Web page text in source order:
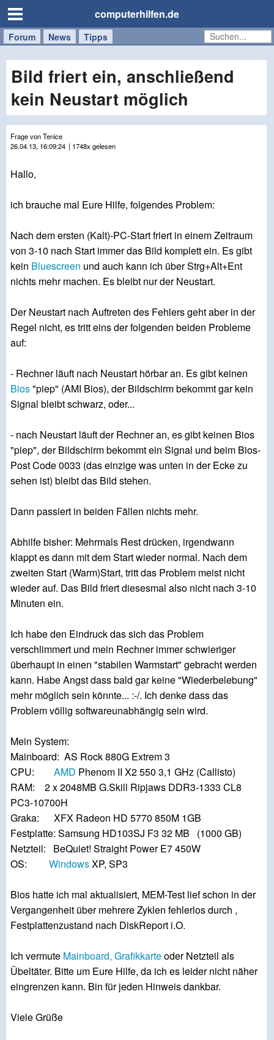
computerhilfen.de
Forum News Tipps
Handy
Tablet
Windows
Mac
Bild friert ein, anschließend
kein Neustart möglich
Frage von Tenice
26.04.13, 16:09:24 | 1748x gelesen
Hallo,
ich brauche mal Eure Hilfe, folgendes Problem:
Nach dem ersten (Kalt)-PC-Start friert in einem Zeitraum
von 3-10 nach Start immer das Bild komplett ein. Es gibt
kein Bluescreen und auch kann ich über Strg+Alt+Ent
nichts mehr machen. Es bleibt nur der Neustart.
Der Neustart nach Auftreten des Fehlers geht aber in der
Regel nicht, es tritt eins der folgenden beiden Probleme
auf:
- Rechner läuft nach Neustart hörbar an. Es gibt keinen
Bios"piep" (AMI Bios), der Bildschirm bekommt gar kein
Signal bleibt schwarz, oder...
- nach Neustart läuft der Rechner an, es gibt keinen Bios
"piep", der Bildschirm bekommt ein Signal und beim Bios-
Post Code 0033 (das einzige was unten in der Ecke zu
sehen ist) bleibt das Bild stehen.
Dann passiert in beiden Fällen nichts mehr.
Abhilfe bisher: Mehrmals Rest drücken, irgendwann
klappt es dann mit dem Start wieder normal. Nach dem
zweiten Start (Warm)Start, tritt das Problem meist nicht
wieder auf. Das Bild friert diesesmal also nicht nach 3-10
Minuten ein.
Ich habe den Eindruck das sich das Problem
verschlimmert und mein Rechner immer schwieriger
überhaupt in einen "stabilen Warmstart" gebracht werden
kann. Habe Angst dass bald gar keine "Wiederbelebung"
mehr möglich sein könnte... :-/. Ich denke dass das
Problem völlig softwareunabhängig sein wird.
Mein System:
Mainboard: AS Rock 880G Extrem 3
CPU: AMD Phenom II X2 550 3,1 GHz (Callisto)
RAM: 2 x 2048MB G.Skill Ripjaws DDR3-1333 CL8
PC3-10700H
Graka: XFX Radeon HD 5770 850M 1GB
Festplatte: Samsung HD103SJ F3 32 MB (1000 GB)
Netzteil: BeQuiet! Straight Power E7 450W
OS: WindowsXP, SP3
Bios hatte ich mal aktualisiert, MEM-Test lief schon in der
Vergangenheit über mehrere Zyklen fehlerlos durch ,
Festplattenzustand nach DiskReport i.O.
Ich vermute Mainboard, Grafikkarteoder Netzteil als
Übeltäter. Bitte um Eure Hilfe, da ich es leider nicht näher
eingrenzen kann. Bin für jeden Hinweis dankbar.
Viele Grüße